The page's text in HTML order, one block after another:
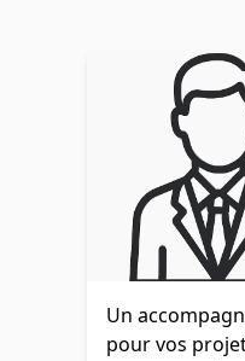
Un
pour vos